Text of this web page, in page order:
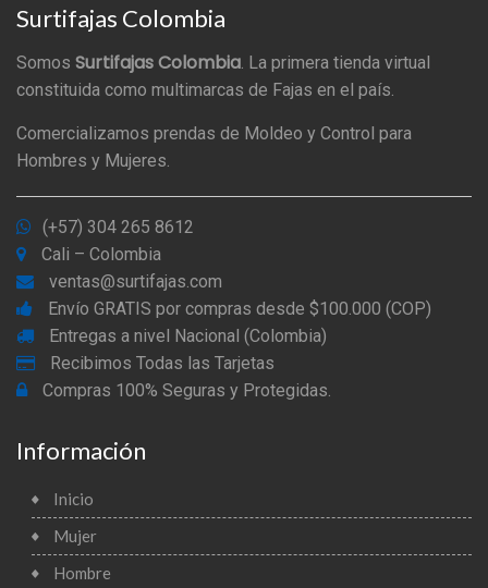
Surtifajas Colombia
Somos Surtifajas Colombia. La primera tienda virtual
constituida como multimarcas de Fajas en el país.
Comercializamos prendas de Moldeo y Control para
Hombres y Mujeres.
(+57) 304 265 8612
Cali – Colombia
ventas@surtifajas.com
Envío GRATIS por compras desde $100.000 (COP)
Entregas a nivel Nacional (Colombia)
Recibimos Todas las Tarjetas
Compras 100% Seguras y Protegidas.
Información
Inicio
Mujer
Hombre